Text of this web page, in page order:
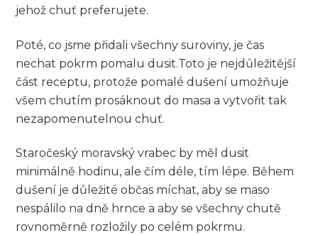
jehož chuť preferujete.
Poté, co ⁤jsme přidali všechny ⁤suroviny, je čas
nechat pokrm pomalu dusit.Toto je nejdůležitější
část receptu,‌ protože pomalé⁤ dušení umožňuje⁢
všem chutím⁤ prosáknout do masa a vytvořit tak
nezapomenutelnou chuť.
Staročeský moravský vrabec by měl dusit
minimálně hodinu, ale čím ⁤déle, tím lépe. Během
dušení je důležité občas míchat, aby ‍se maso
nespálilo⁢ na dně⁢ hrnce a aby⁢ se všechny chutě
rovnoměrně ​rozložily⁢ po celém pokrmu.